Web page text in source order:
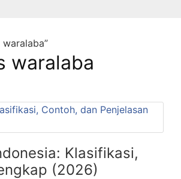
waralaba
Klasifikasi,
(2026)